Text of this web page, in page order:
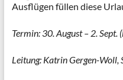
Ausflügen füllen diese
Termin: 30. August – 2. Sept.
Leitung: Katrin Gergen-Woll,